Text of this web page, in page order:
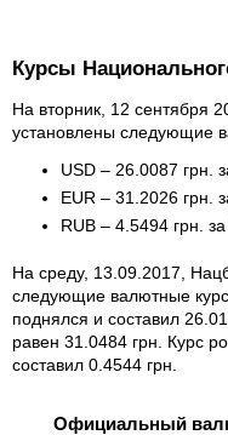
Курсы
На вторник, 12 сентября
установлены следующие
USD – 26.0087 грн.
EUR – 31.2026 грн.
RUB – 4.5494 грн.
На среду, 13.09.2017,
следующие валютные
поднялся и составил
равен 31.0484 грн. Курс
составил 0.4544 грн.
Официальный